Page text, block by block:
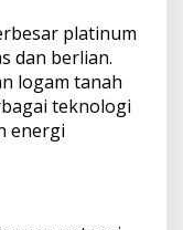
platinum
dan berlian.
logam tanah
teknologi
energi